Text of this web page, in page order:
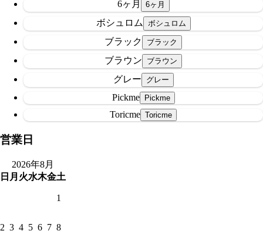
6ヶ月
ボシュロム
ブラック
ブラウン
グレー
Pickme
Toricme
営業日
2026年8月
日 月 火水木金土
1
2 3 4 5 6 7 8